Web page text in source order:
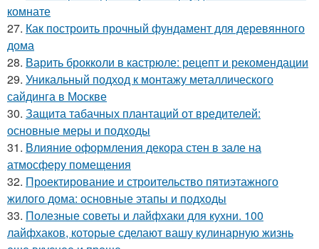
комнате
27. Как построить прочный фундамент для деревянного
дома
28. Варить брокколи в кастрюле: рецепт и рекомендации
29. Уникальный подход к монтажу металлического
сайдинга в Москве
30. Защита табачных плантаций от вредителей:
основные меры и подходы
31. Влияние оформления декора стен в зале на
атмосферу помещения
32. Проектирование и строительство пятиэтажного
жилого дома: основные этапы и подходы
33. Полезные советы и лайфхаки для кухни. 100
лайфхаков, которые сделают вашу кулинарную жизнь